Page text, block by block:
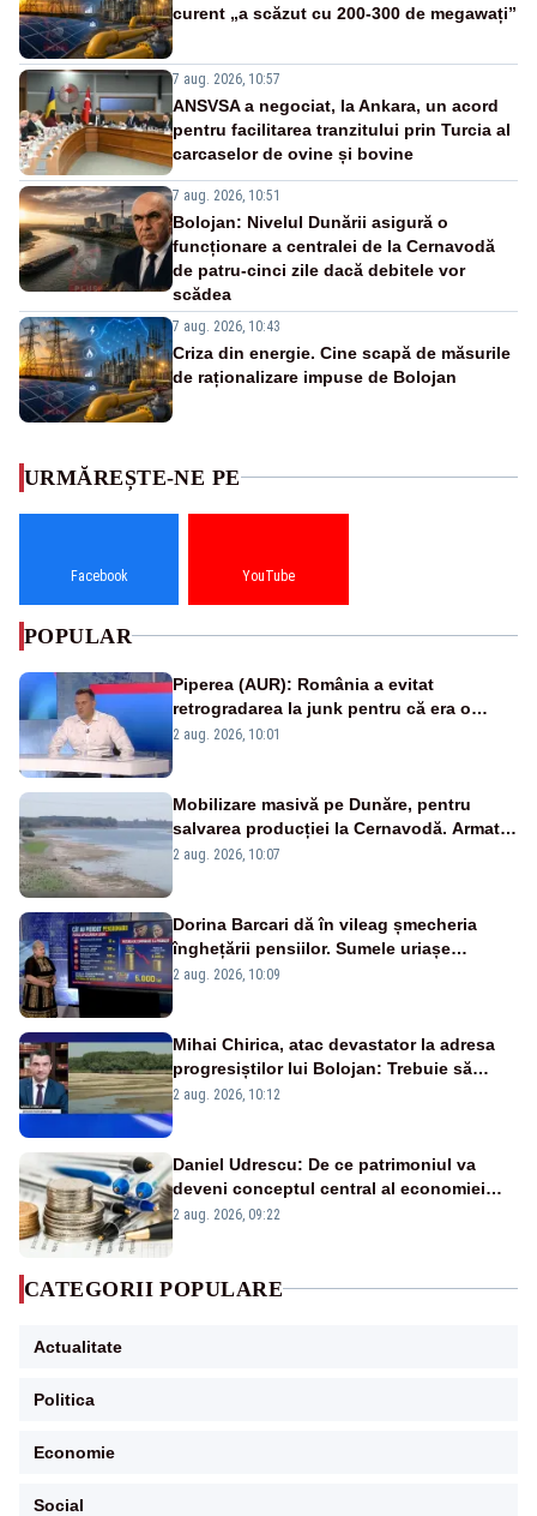
curent „a scăzut cu 200-300 de megawați”
7 aug. 2026, 10:57
ANSVSA a negociat, la Ankara, un acord
pentru facilitarea tranzitului prin Turcia al
carcaselor de ovine și bovine
7 aug. 2026, 10:51
Bolojan: Nivelul Dunării asigură o
funcționare a centralei de la Cernavodă
de patru-cinci zile dacă debitele vor
scădea
7 aug. 2026, 10:43
Criza din energie. Cine scapă de măsurile
de raționalizare impuse de Bolojan
URMĂREȘTE-NE PE
Facebook YouTube
POPULAR
Piperea (AUR): România a evitat
retrogradarea la junk pentru că era o
catastrofă pentru bănci și fondurile de
2 aug. 2026, 10:01
Mobilizare masivă pe Dunăre, pentru
salvarea producției la Cernavodă. Armata
va detona o stâncă și va devia apa
2 aug. 2026, 10:07
Dorina Barcari dă în vileag șmecheria
înghețării pensiilor. Sumele uriașe
pierdute de fiecare român
2 aug. 2026, 10:09
Mihai Chirica, atac devastator la adresa
progresiștilor lui Bolojan: Trebuie să
protejăm și natura, dar nu șținem omaneii
2 aug. 2026, 10:12
Daniel Udrescu: De ce patrimoniul va
deveni conceptul central al economiei
viitoare?
2 aug. 2026, 09:22
CATEGORII POPULARE
Actualitate
Politica
Economie
Social